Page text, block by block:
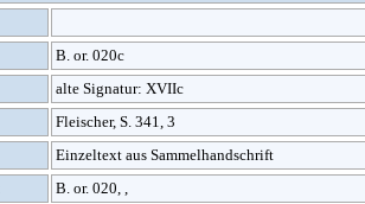
B. or. 020c
alte Signatur: XVIIc
Fleischer, S. 341, 3
Einzeltext aus Sammelhandschrift
B. or. 020, ,